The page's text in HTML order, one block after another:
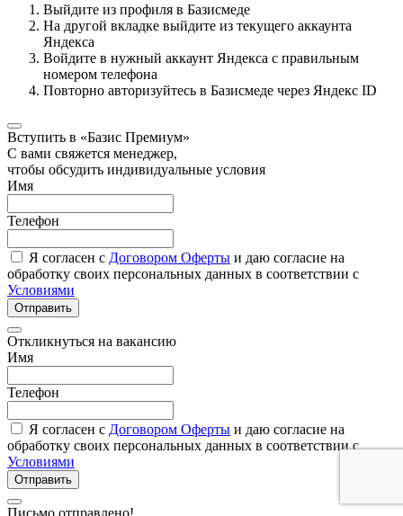
Выйдите из профиля в Базисмеде
На другой вкладке выйдите из текущего аккаунта
Яндекса
Войдите в нужный аккаунт Яндекса с правильным
номером телефона
Повторно авторизуйтесь в Базисмеде через Яндекс ID
Вступить в «Базис Премиум»
С вами свяжется менеджер,
чтобы обсудить индивидуальные условия
Имя
Телефон
Я согласен с Договором Оферты и даю согласие на
обработку своих персональных данных в соответствии с
Условиями
Отправить
Откликнуться на вакансию
Имя
Телефон
Я согласен с Договором Оферты и даю согласие на
обработку своих персональных данных в соответствии с
Условиями
Отправить
Письмо отправлено!